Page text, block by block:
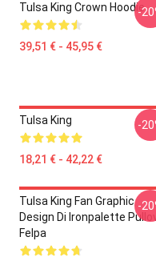
Tulsa King Crown Hoodie
39,51 € - 45,95 €
-
Tulsa King
18,21 € - 42,22 €
-
Tulsa King Fan Graphic
Design Di Ironpalette
Felpa
-